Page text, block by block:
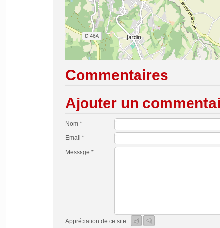
Commentaires
Ajouter un
Nom *
Email *
Message *
Appréciation de ce site :